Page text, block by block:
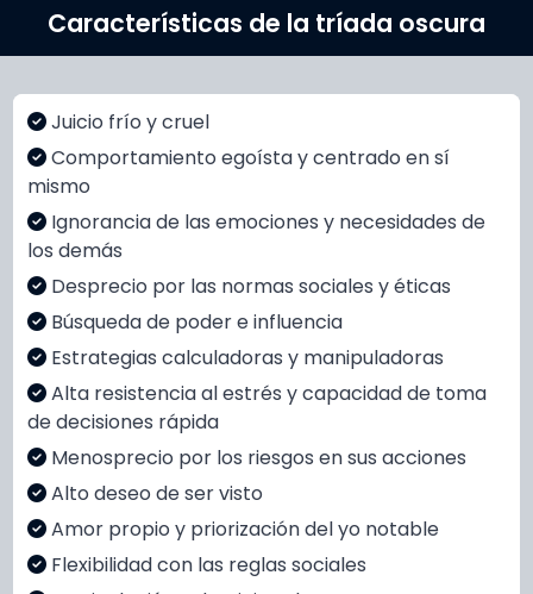
Características de la tríada oscura
Juicio frío y cruel
Comportamiento egoísta y centrado en sí
mismo
Ignorancia de las emociones y necesidades de
los demás
Desprecio por las normas sociales y éticas
Búsqueda de poder e influencia
Estrategias calculadoras y manipuladoras
Alta resistencia al estrés y capacidad de toma
de decisiones rápida
Menosprecio por los riesgos en sus acciones
Alto deseo de ser visto
Amor propio y priorización del yo notable
Flexibilidad con las reglas sociales